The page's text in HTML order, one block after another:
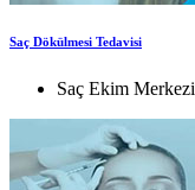
Saç Dökülmesi Tedavisi
Saç Ekim Merkezi